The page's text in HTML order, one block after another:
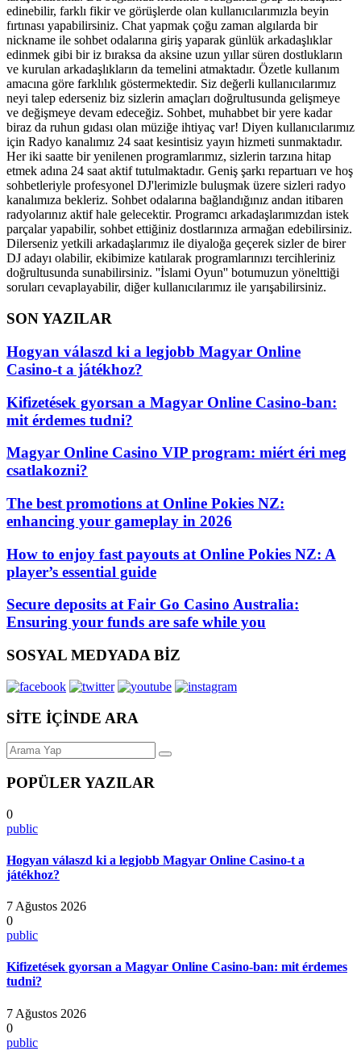
edinebilir, farklı fikir ve görüşlerde olan kullanıcılarımızla beyin
fırtınası yapabilirsiniz. Chat yapmak çoğu zaman algılarda bir
nickname ile sohbet odalarına giriş yaparak günlük arkadaşlıklar
edinmek gibi bir iz bıraksa da aksine uzun yıllar süren dostlukların
ve kurulan arkadaşlıkların da temelini atmaktadır. Özetle kullanım
amacına göre farklılık göstermektedir. Siz değerli kullanıcılarımız
neyi talep ederseniz biz sizlerin amaçları doğrultusunda gelişmeye
ve değişmeye devam edeceğiz. Sohbet, muhabbet bir yere kadar
biraz da ruhun gıdası olan müziğe ihtiyaç var! Diyen kullanıcılarımız
için Radyo kanalımız 24 saat kesintisiz yayın hizmeti sunmaktadır.
Her iki saatte bir yenilenen programlarımız, sizlerin tarzına hitap
etmek adına 24 saat aktif tutulmaktadır. Geniş şarkı repartuarı ve hoş
sohbetleriyle profesyonel DJ'lerimizle buluşmak üzere sizleri radyo
kanalımıza bekleriz. Sohbet odalarına bağlandığınız andan itibaren
radyolarınız aktif hale gelecektir. Programcı arkadaşlarımızdan istek
parçalar yapabilir, sohbet ettiğiniz dostlarınıza armağan edebilirsiniz.
Dilerseniz yetkili arkadaşlarımız ile diyaloğa geçerek sizler de birer
DJ adayı olabilir, ekibimize katılarak programlarınızı tercihleriniz
doğrultusunda sunabilirsiniz. ''İslami Oyun'' botumuzun yönelttiği
soruları cevaplayabilir, diğer kullanıcılarımız ile yarışabilirsiniz.
SON YAZILAR
Hogyan válaszd ki a legjobb Magyar Online
Casino-t a játékhoz?
Kifizetések gyorsan a Magyar Online Casino-ban:
mit érdemes tudni?
Magyar Online Casino VIP program: miért éri meg
csatlakozni?
The best promotions at Online Pokies NZ:
enhancing your gameplay in 2026
How to enjoy fast payouts at Online Pokies NZ: A
player’s essential guide
Secure deposits at Fair Go Casino Australia:
Ensuring your funds are safe while you
SOSYAL MEDYADA BİZ
SİTE İÇİNDE ARA
POPÜLER YAZILAR
0
public
Hogyan válaszd ki a legjobb Magyar Online Casino-t a
játékhoz?
7 Ağustos 2026
0
public
Kifizetések gyorsan a Magyar Online Casino-ban: mit érdemes
tudni?
7 Ağustos 2026
0
public